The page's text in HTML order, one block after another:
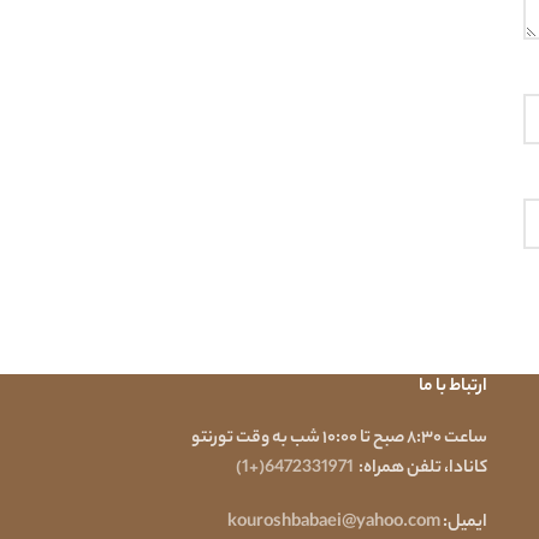
ارتباط با ما
ساعت ۸:۳۰ صبح تا ۱۰:۰۰ شب به وقت تورنتو
کانادا، تلفن همراه: 6472331971
(+1)
ایمیل:kouroshbabaei@yahoo.com